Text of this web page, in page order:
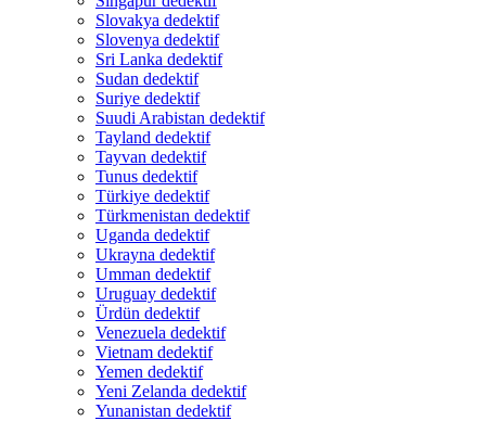
Slovakya dedektif
Slovenya dedektif
Sri Lanka dedektif
Sudan dedektif
Suriye dedektif
Suudi Arabistan dedektif
Tayland dedektif
Tayvan dedektif
Tunus dedektif
Türkiye dedektif
Türkmenistan dedektif
Uganda dedektif
Ukrayna dedektif
Umman dedektif
Uruguay dedektif
Ürdün dedektif
Venezuela dedektif
Vietnam dedektif
Yemen dedektif
Yeni Zelanda dedektif
Yunanistan dedektif